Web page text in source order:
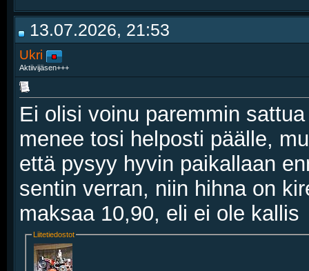
13.07.2026, 21:53
Ukri
Aktiivijäsen+++
Ei olisi voinu paremmin
menee tosi helposti päälle,
että pysyy hyvin paikallaan
sentin verran, niin hihna on
maksaa 10,90, eli ei ole kallis
Liitetiedostot